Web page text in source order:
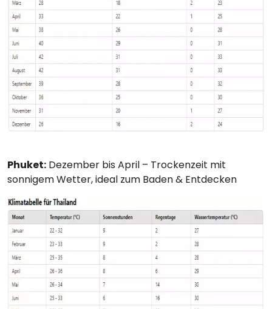
Phuket: Dezember bis April – Trockenzeit mit
sonnigem Wetter, ideal zum Baden & Entdecken